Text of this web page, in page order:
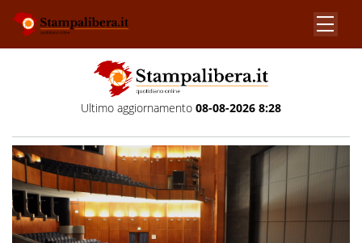
Ultimo aggiornamento 08-08-2026 8:28